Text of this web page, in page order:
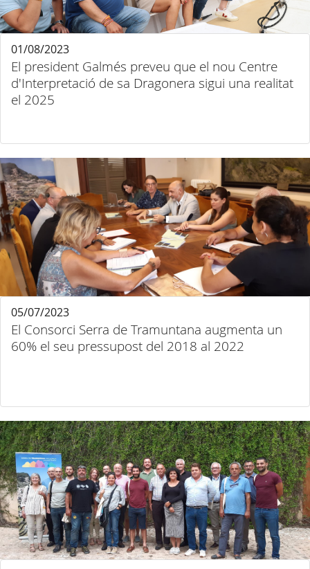
El president Galmés preveu que el nou Centre
d'Interpretació de sa Dragonera sigui una realitat
el 2025
01/08/2023
El Consorci Serra de Tramuntana augmenta un
60% el seu pressupost del 2018 al 2022
05/07/2023